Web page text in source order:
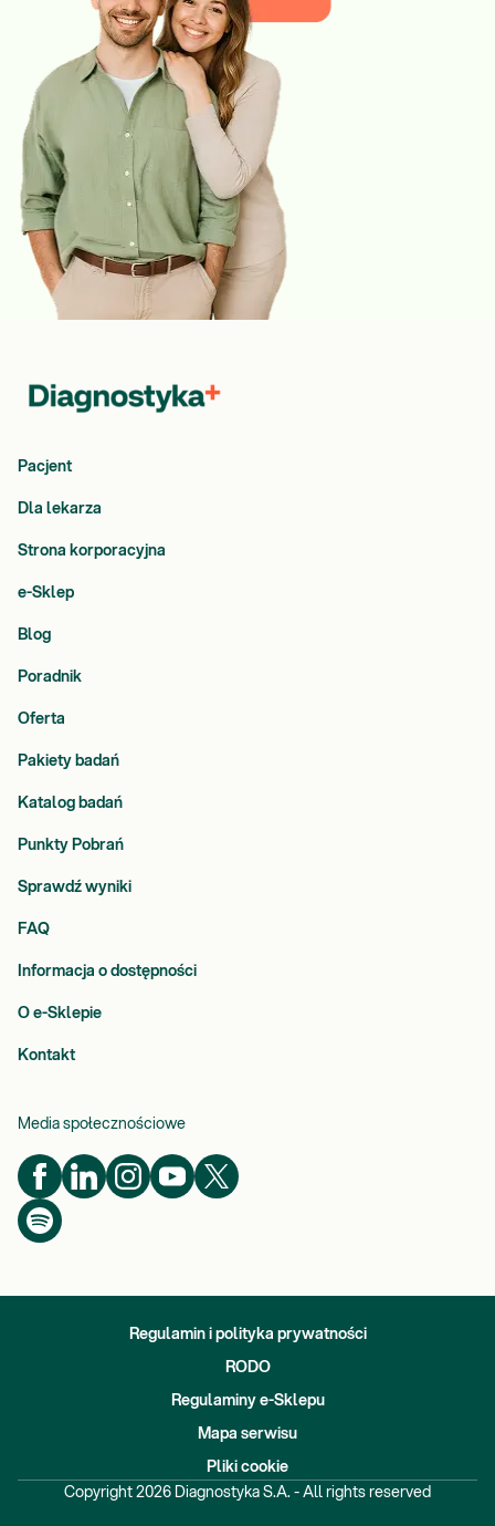
Pacjent
Dla lekarza
Strona korporacyjna
e-Sklep
Blog
Poradnik
Oferta
Pakiety badań
Katalog badań
Punkty Pobrań
Sprawdź wyniki
FAQ
Informacja o dostępności
O e-Sklepie
Kontakt
Media społecznościowe
Regulamin i polityka prywatności
RODO
Regulaminy e-Sklepu
Mapa serwisu
Pliki cookie
Copyright 2026 Diagnostyka S.A. - All rights reserved